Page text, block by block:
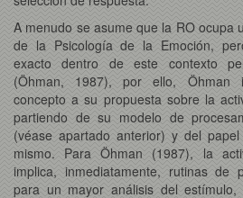
A menudo se asume que la RO ocupa
de la Psicología de la Emoción,
exacto dentro de este contexto
(Öhman, 1987), por ello, Öhman
concepto a su propuesta sobre la
partiendo de su modelo de
(véase apartado anterior) y del
mismo. Para Öhman (1987), la
implica, inmediatamente, rutinas de
para un mayor análisis del